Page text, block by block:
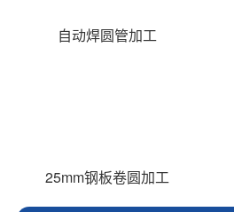
自动焊圆管加工
25mm钢板卷圆加工